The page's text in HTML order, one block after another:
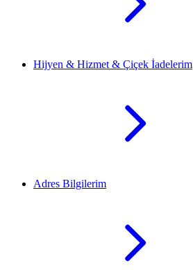
Hijyen & Hizmet & Çiçek İadelerim
Adres Bilgilerim